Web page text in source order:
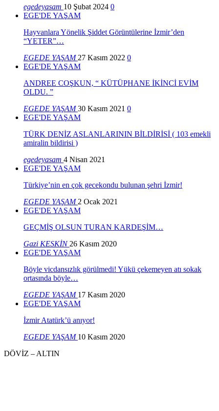
egedeyasam 10 Şubat 2024 0
EGE'DE YAŞAM
Hayvanlara Yönelik Şiddet Görüntülerine İzmir’den
“YETER”…
EGEDE YAŞAM 27 Kasım 2022 0
EGE'DE YAŞAM
ANDREE COŞKUN, “ KÜTÜPHANE İKİNCİ EVİM
OLDU. ”
EGEDE YAŞAM30 Kasım 2021 0
EGE'DE YAŞAM
TÜRK DENİZ ASLANLARININ BİLDİRİSİ ( 103 emekli
amiralin bildirisi )
egedeyasam 4 Nisan 2021
EGE'DE YAŞAM
Türkiye’nin en çok gecekondu bulunan şehri İzmir!
EGEDE YAŞAM 2 Ocak 2021
EGE'DE YAŞAM
GEÇMİŞ OLSUN TURAN KARDEŞİM…
Gazi KESKİN 26 Kasım 2020
EGE'DE YAŞAM
Böyle vicdansızlık görülmedi! Yükü çekemeyen atı sokak
ortasında böyle…
EGEDE YAŞAM 17 Kasım 2020
EGE'DE YAŞAM
İzmir Atatürk’ü anıyor!
EGEDE YAŞAM 10 Kasım 2020
DÖVİZ – ALTIN